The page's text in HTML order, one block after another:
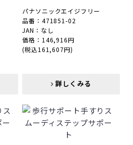
詳しくみる
パナソニックエイジフリー
品番：471851-02
JAN：なし
価格：146,916円
(税込161,607円)
詳しくみる